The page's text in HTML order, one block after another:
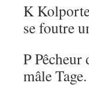
K
se foutre
P Pêcheur
mâle Tage.